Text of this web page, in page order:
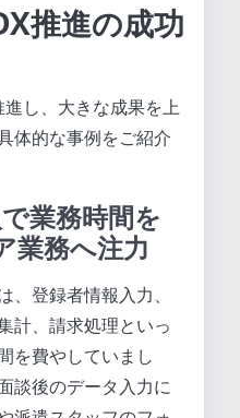
推進の成功
し、大きな成果を上
体的な事例をご紹介
業務時間を
業務へ注力
、登録者情報入力、
計、請求処理といっ
を費やしていまし
談後のデータ入力に